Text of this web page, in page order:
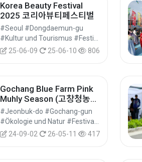
Korea Beauty Festival
2025 코리아뷰티페스티벌
#Seoul #Dongdaemun-gu
25-06-09
25-06-10 806
Gochang Blue Farm Pink
Muhly Season (고창청농원
핑크뮬리시즌)
#Jeonbuk-do #Gochang-gun
24-09-02
26-05-11 417